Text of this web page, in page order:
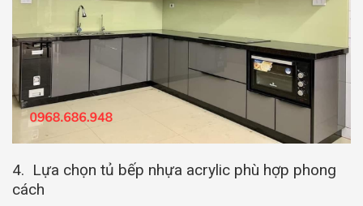
4. Lựa chọn tủ bếp nhựa acrylic phù hợp phong
cách